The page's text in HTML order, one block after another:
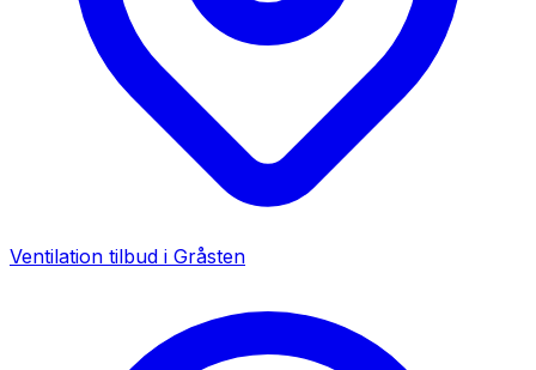
Ventilation tilbud i Gråsten